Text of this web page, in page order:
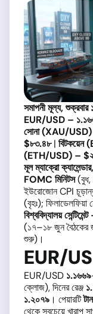
সমাপনী মূল্য,
EUR/USD –
সোনা (XAU/
$৮৩.৪৮|
(ETH/USD) –
মূল ম্যাক্রো
FOMC মিনিটস(বুধ,
ইউরোজোন CPI
(বৃহঃ); ফিলাডেলফিয়া
বিশ্ববিদ্যালয়
(১৭–১৮ জুন বৈঠকের
শুরু)।
EUR/
EUR/USD ১.১৬৬৯
ক্লোজ), দিনের রেঞ্জ
১.২০৭৯ । পেয়ারটি
থেকে সবচেয়ে খারাপ